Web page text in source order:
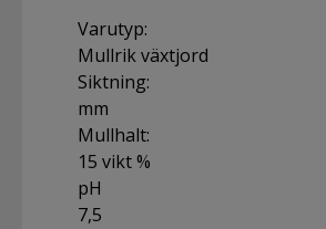
Mullrik växtjord
Siktning:
mm
Mullhalt:
15 vikt %
pH
7,5